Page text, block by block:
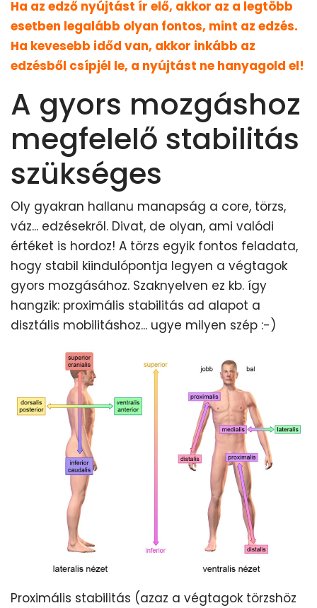
Ha az edző nyújtást ír elő, akkor az a legtöbb
esetben legalább olyan fontos, mint az edzés.
Ha kevesebb időd van, akkor inkább az
edzésből csípjél le, a nyújtást ne hanyagold el!
A gyors mozgáshoz
megfelelő stabilitás
szükséges
Oly gyakran hallanu manapság a core, törzs,
váz... edzésekről. Divat, de olyan, ami valódi
értéket is hordoz! A törzs egyik fontos feladata,
hogy stabil kiindulópontja legyen a végtagok
gyors mozgásához. Szaknyelven ez kb. így
hangzik: proximális stabilitás ad alapot a
disztális mobilitáshoz... ugye milyen szép :-)
Proximális stabilitás (azaz a végtagok törzshöz